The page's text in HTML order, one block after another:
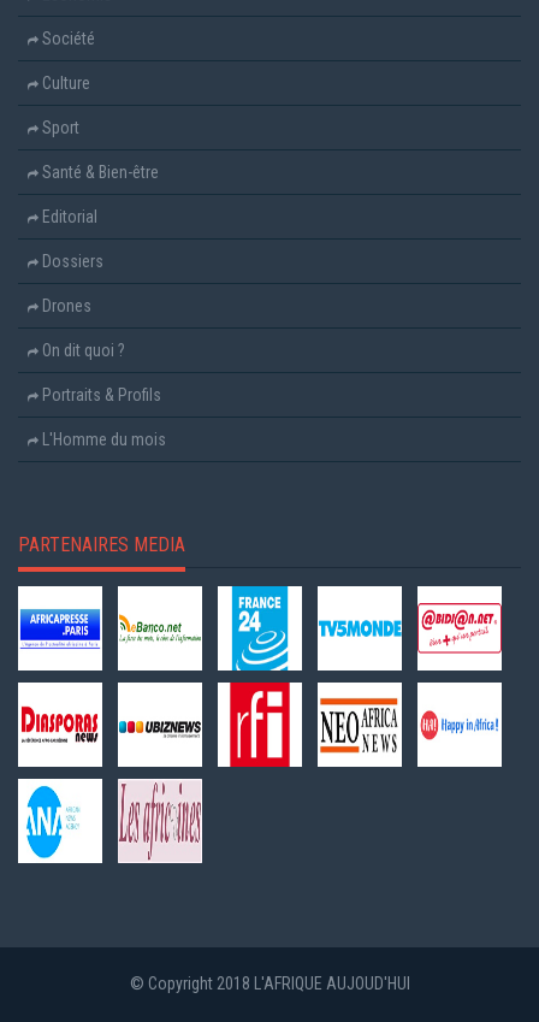
Société
Culture
Sport
Santé & Bien-être
Editorial
Dossiers
Drones
On dit quoi ?
Portraits & Profils
L'Homme du mois
PARTENAIRES MEDIA
© Copyright 2018 L'AFRIQUE AUJOUD'HUI